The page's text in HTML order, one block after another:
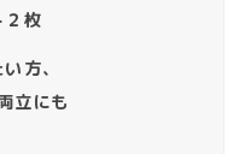
２枚
方、
立にも